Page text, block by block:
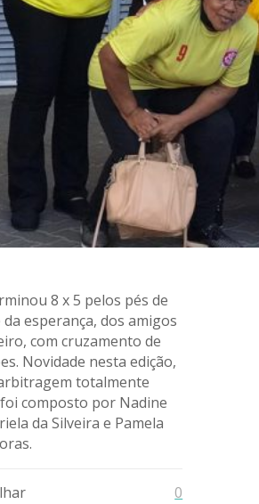
8 x 5 pelos pés de
da esperança, dos amigos
com cruzamento de
Novidade nesta edição,
totalmente
composto por Nadine
da Silveira e Pamela
0